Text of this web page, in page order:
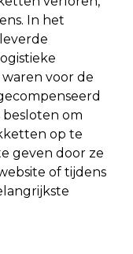
In het
voor de
besloten om
op te
geven door ze
of tijdens